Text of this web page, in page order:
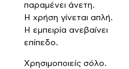
παραμένει άνετη.
Η χρήση γίνεται απλή.
Η εμπειρία ανεβαίνει
επίπεδο.
Χρησιμοποιείς σόλο.